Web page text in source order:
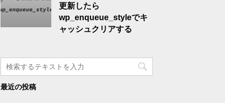
更新したら
wp_enqueue_styleでキ
ャッシュクリアする
最近の投稿